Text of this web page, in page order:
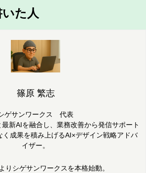
た人
篠原 繁志
ゲサンワークス 代表
新AIを融合し、業務改善から発信サポート
く成果を積み上げるAI×デザイン戦略アドバ
イザー。
りシゲサンワークスを本格始動。